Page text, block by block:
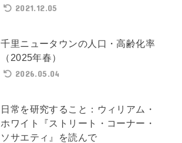
2021.12.05
千里ニュータウンの人口・高齢化率
（2025年春）
2026.05.04
日常を研究すること：ウィリアム・
ホワイト『ストリート・コーナー・
ソサエティ』を読んで